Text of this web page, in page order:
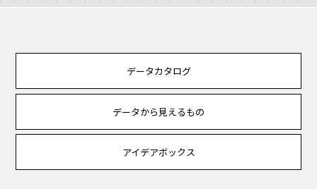
データカタログ
データから見えるもの
アイデアボックス